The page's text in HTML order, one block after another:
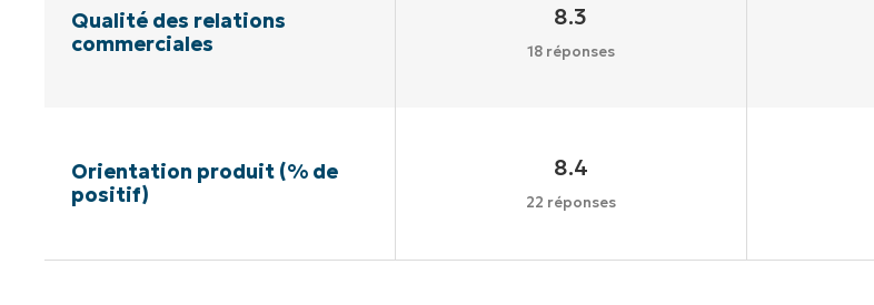
Qualité des relations
commerciales
8.3
18 réponses
Orientation produit (% de
positif)
8.4
22 réponses